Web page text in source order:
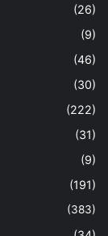
(26)
(9)
(46)
(30)
(222)
(31)
(9)
(191)
(383)